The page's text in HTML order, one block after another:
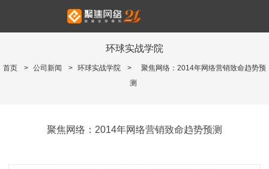
环球实战学院
首页 > 公司新闻 > 环球实战学院 >
聚焦网络：2014年网络营销致命趋势预
测
聚焦网络：2014年网络营销致命趋势预测